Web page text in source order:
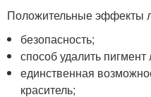
Положительные эффекты
безопасность;
способ удалить пигмент
единственная
краситель;